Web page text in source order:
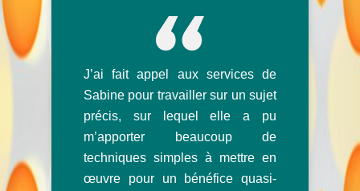
J’ai fait appel aux services de
Sabine pour travailler sur un sujet
précis, sur lequel elle a pu
m’apporter beaucoup de
techniques simples à mettre en
œuvre pour un bénéfice quasi-
Sabine possède de véritables
compétences pour coacher les
personnes. Toujours
bienveillante, elle est à l’écoute
des autres dans une démarche
d’accompagnement et de